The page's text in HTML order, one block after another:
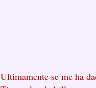
Ultimamente se me ha